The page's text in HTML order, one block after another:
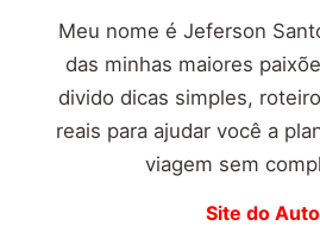
Meu nome é Jeferson
das minhas maiores
divido dicas simples,
reais para ajudar você a
viagem sem
Site do